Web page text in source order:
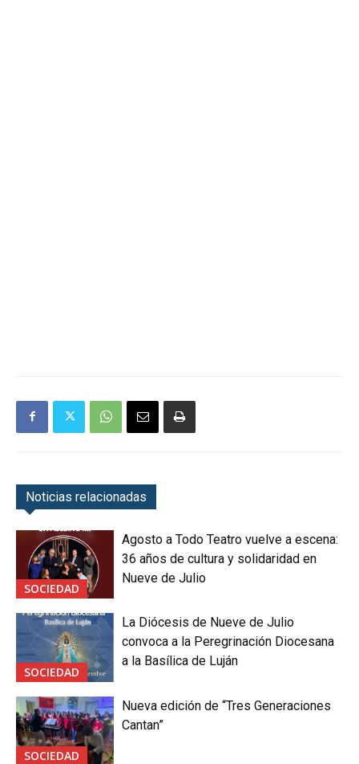
Noticias relacionadas
SOCIEDAD
Agosto a Todo Teatro vuelve a escena:
36 años de cultura y solidaridad en
Nueve de Julio
SOCIEDAD
La Diócesis de Nueve de Julio
convoca a la Peregrinación Diocesana
a la Basílica de Luján
SOCIEDAD
Nueva edición de “Tres Generaciones
Cantan”